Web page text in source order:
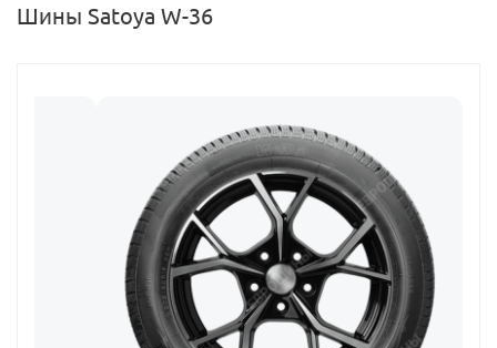
Шины Satoya W-36